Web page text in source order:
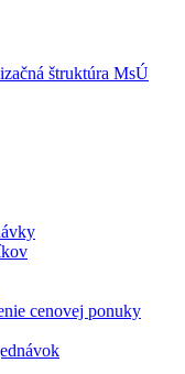
štruktúra MsÚ
cenovej ponuky